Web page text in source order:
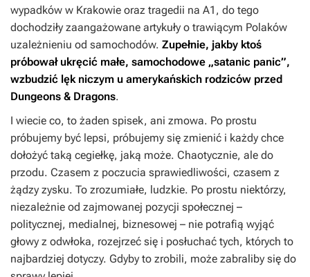
wypadków w Krakowie oraz tragedii na A1, do tego
dochodziły zaangażowane artykuły o trawiącym Polaków
uzależnieniu od samochodów. Zupełnie, jakby ktoś
próbował ukręcić małe, samochodowe „satanic panic”,
wzbudzić lęk niczym u amerykańskich rodziców przed
Dungeons & Dragons.
I wiecie co, to żaden spisek, ani zmowa. Po prostu
próbujemy być lepsi, próbujemy się zmienić i każdy chce
dołożyć taką cegiełkę, jaką może. Chaotycznie, ale do
przodu. Czasem z poczucia sprawiedliwości, czasem z
żądzy zysku. To zrozumiałe, ludzkie. Po prostu niektórzy,
niezależnie od zajmowanej pozycji społecznej –
politycznej, medialnej, biznesowej – nie potrafią wyjąć
głowy z odwłoka, rozejrzeć się i posłuchać tych, których to
najbardziej dotyczy. Gdyby to zrobili, może zabraliby się do